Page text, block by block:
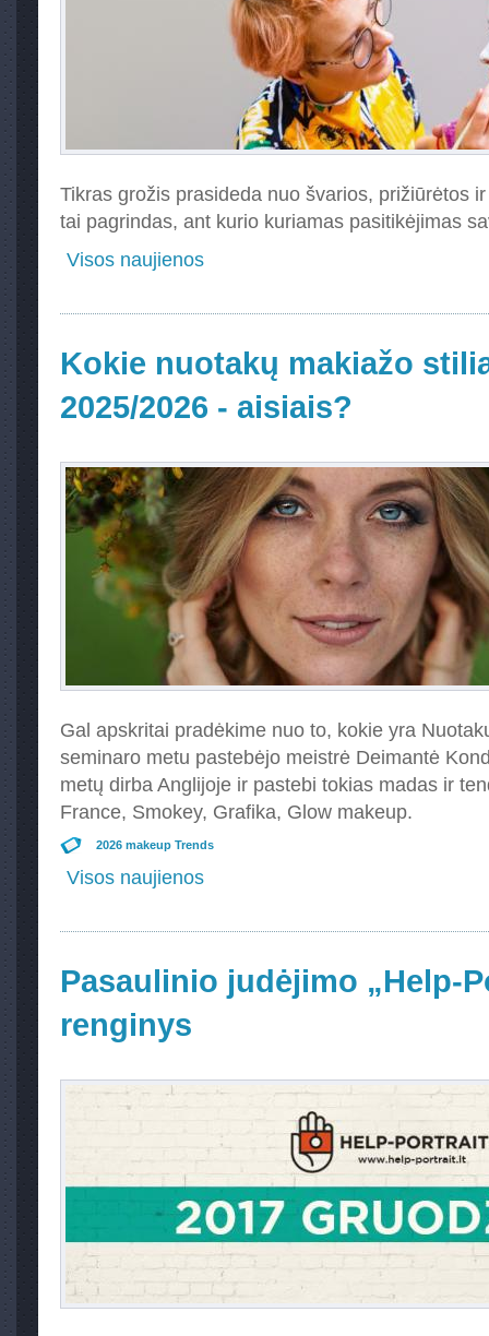
Tikras grožis prasideda nuo švarios, prižiūrėtos
tai pagrindas, ant kurio kuriamas pasitikėjimas
Visos naujienos
Kokie nuotakų makiažo
2025/2026 - aisiais?
Gal apskritai pradėkime nuo to, kokie yra
seminaro metu pastebėjo meistrė Deimantė
metų dirba Anglijoje ir pastebi tokias madas ir
France, Smokey, Grafika, Glow makeup.
2026 makeup Trends
Visos naujienos
Pasaulinio judėjimo „Help-
renginys